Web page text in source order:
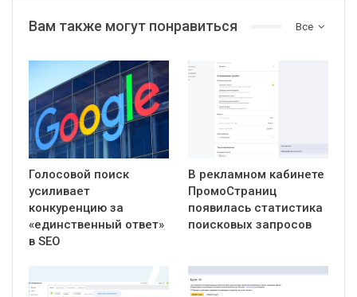
Все
Вам также могут понравиться
Голосовой поиск
усиливает
конкуренцию за
«единственный ответ»
в SEO
В рекламном кабинете
ПромоСтраниц
появилась статистика
поисковых запросов